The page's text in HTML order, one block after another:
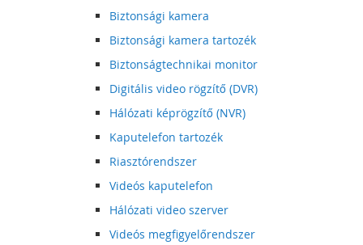
Biztonsági kamera
Biztonsági kamera tartozék
Biztonságtechnikai monitor
Digitális video rögzítő (DVR)
Hálózati képrögzítő (NVR)
Kaputelefon tartozék
Riasztórendszer
Videós kaputelefon
Hálózati video szerver
Videós megfigyelőrendszer